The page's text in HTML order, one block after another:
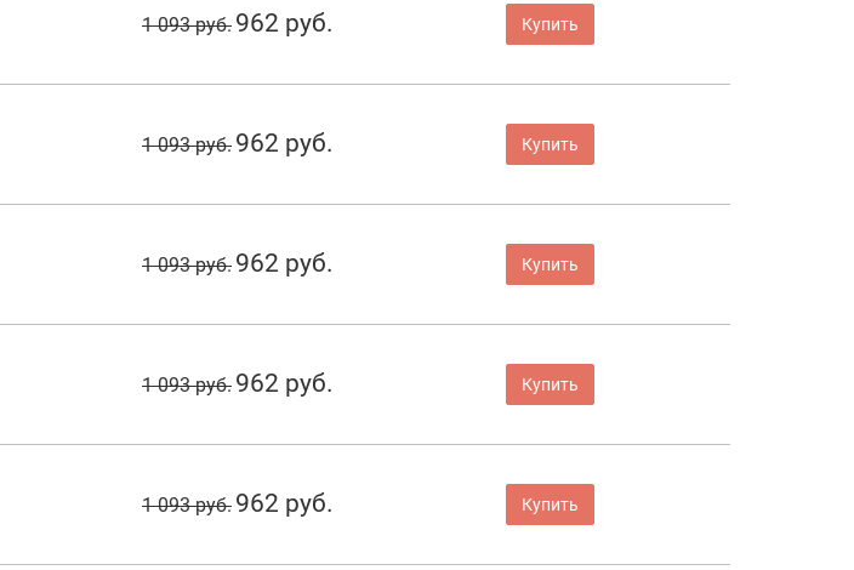
1 093 руб. 962 руб. Купить
1 093 руб. 962 руб. Купить
1 093 руб. 962 руб. Купить
1 093 руб. 962 руб. Купить
1 093 руб. 962 руб. Купить